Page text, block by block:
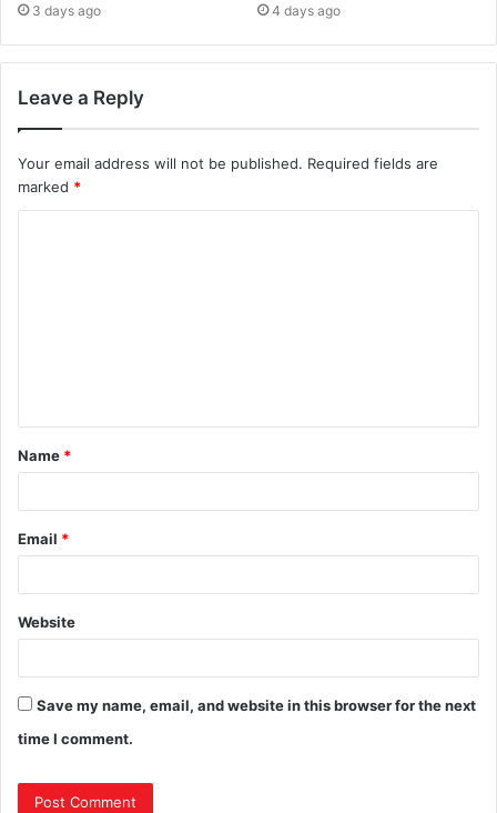
3 days ago 4 days ago
Leave a Reply
Your email address will not be published. Required fields are
marked *
Name *
Email *
Website
Save my name, email, and website in this browser for the next
time I comment.